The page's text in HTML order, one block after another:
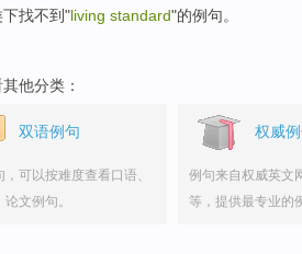
找不到"living standard"的例句。
他分类：
双语例句
，可以按难度查看口语、
文例句。
权威
例句来自权威英文
等，提供最专业的